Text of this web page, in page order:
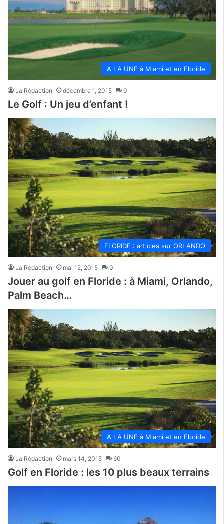
A LA UNE à Miami et en Floride
La Rédaction décembre 1, 2015 0
Le Golf : Un jeu d’enfant !
FLORIDE : articles sur ORLANDO
La Rédaction mai 12, 2015 0
Jouer au golf en Floride : à Miami, Orlando,
Palm Beach…
A LA UNE à Miami et en Floride
La Rédaction mars 14, 2015 60
Golf en Floride : les 10 plus beaux terrains